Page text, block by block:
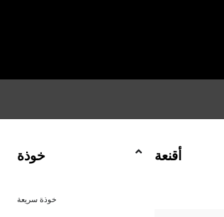
خوذة
خوذة سريعة
أقنعة